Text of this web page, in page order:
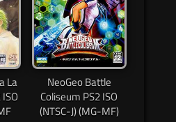
La
NeoGeo Battle
Coliseum PS2 ISO
(NTSC-J) (MG-MF)